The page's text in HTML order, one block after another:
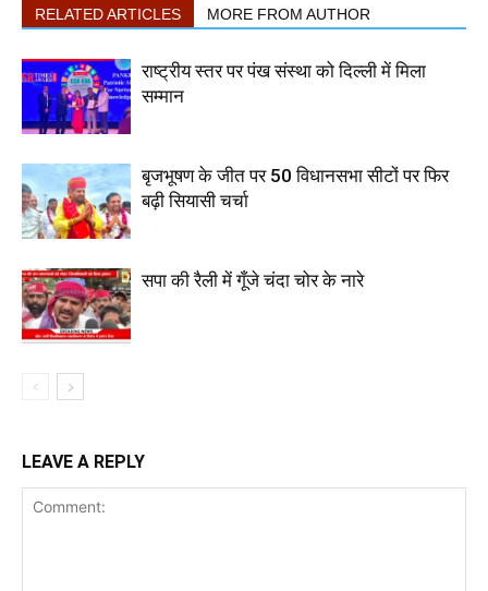
RELATED ARTICLES MORE FROM AUTHOR
राष्ट्रीय स्तर पर पंख संस्था को दिल्ली में मिला
सम्मान
बृजभूषण के जीत पर 50 विधानसभा सीटों पर फिर
बढ़ी सियासी चर्चा
सपा की रैली में गूँजे चंदा चोर के नारे
LEAVE A REPLY